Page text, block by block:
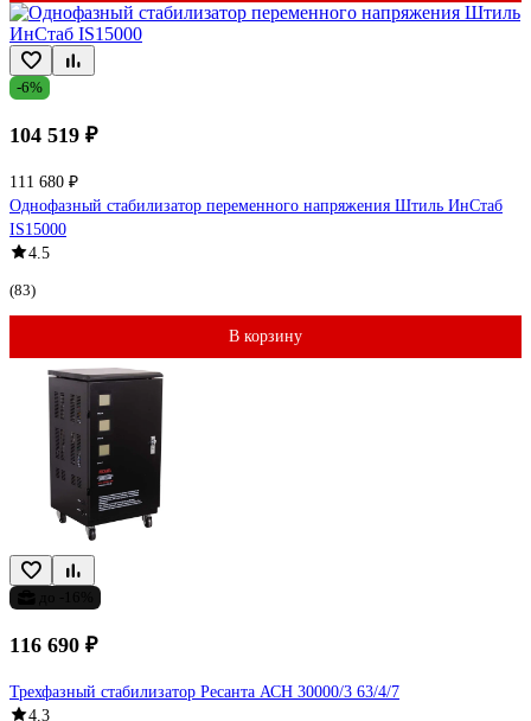
-6%
104 519 ₽
111 680 ₽
Однофазный стабилизатор переменного напряжения Штиль ИнСтаб
IS15000
4.5
(83)
В корзину
116 690 ₽
Трехфазный стабилизатор Ресанта АСН 30000/3 63/4/7
4.3